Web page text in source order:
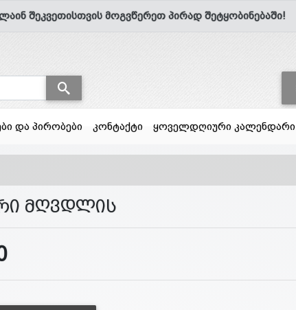
შეკვეთისთვის მოგვწერეთ პირად შეტყობინებაში!
და პირობები კონტაქტი ყოველდღიური კალენდარი
მღვდლის